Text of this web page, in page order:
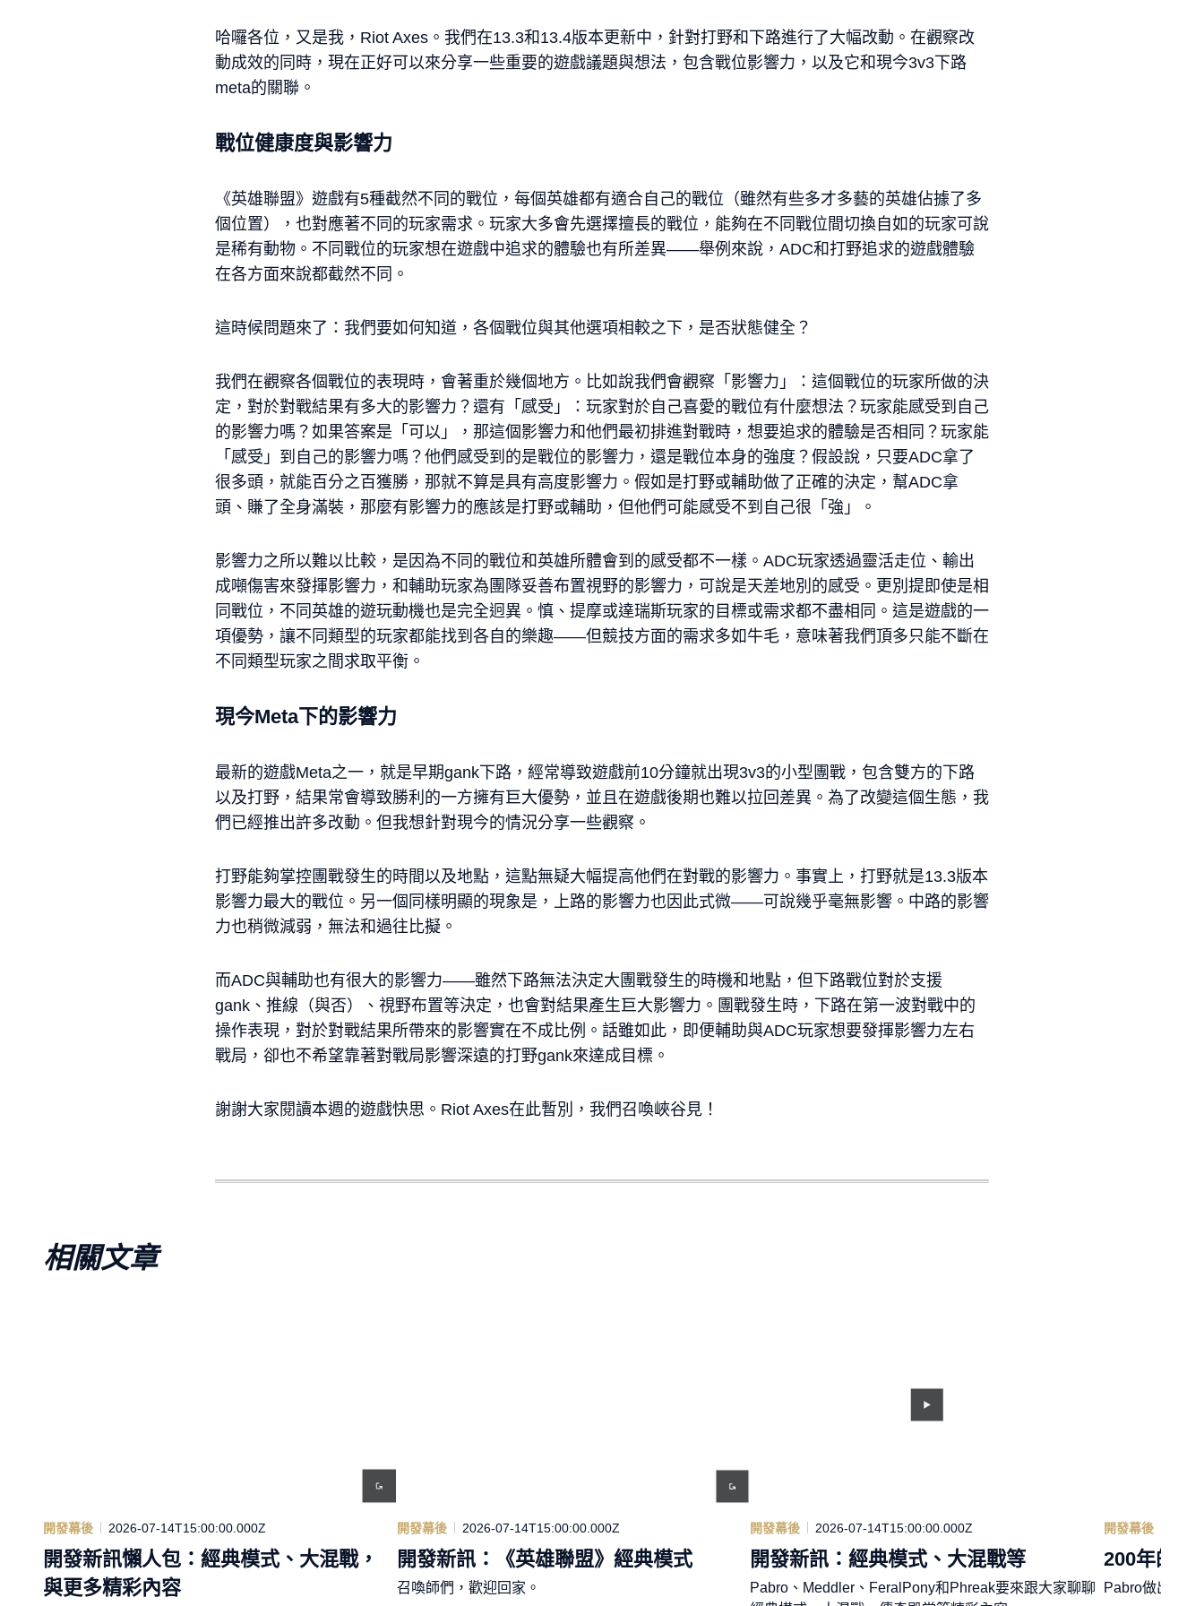
哈囉各位，又是我，Riot Axes。我們在13.3和13.4版本更新中，針對打野和下路進行了大幅改動。在觀察改
動成效的同時，現在正好可以來分享一些重要的遊戲議題與想法，包含戰位影響力，以及它和現今3v3下路
meta的關聯。
戰位健康度與影響力
《英雄聯盟》遊戲有5種截然不同的戰位，每個英雄都有適合自己的戰位（雖然有些多才多藝的英雄佔據了多
個位置），也對應著不同的玩家需求。玩家大多會先選擇擅長的戰位，能夠在不同戰位間切換自如的玩家可說
是稀有動物。不同戰位的玩家想在遊戲中追求的體驗也有所差異——舉例來說，ADC和打野追求的遊戲體驗
在各方面來說都截然不同。
這時候問題來了：我們要如何知道，各個戰位與其他選項相較之下，是否狀態健全？
我們在觀察各個戰位的表現時，會著重於幾個地方。比如說我們會觀察「影響力」：這個戰位的玩家所做的決
定，對於對戰結果有多大的影響力？還有「感受」：玩家對於自己喜愛的戰位有什麼想法？玩家能感受到自己
的影響力嗎？如果答案是「可以」，那這個影響力和他們最初排進對戰時，想要追求的體驗是否相同？玩家能
「感受」到自己的影響力嗎？他們感受到的是戰位的影響力，還是戰位本身的強度？假設說，只要ADC拿了
很多頭，就能百分之百獲勝，那就不算是具有高度影響力。假如是打野或輔助做了正確的決定，幫ADC拿
頭、賺了全身滿裝，那麼有影響力的應該是打野或輔助，但他們可能感受不到自己很「強」。
影響力之所以難以比較，是因為不同的戰位和英雄所體會到的感受都不一樣。ADC玩家透過靈活走位、輸出
成噸傷害來發揮影響力，和輔助玩家為團隊妥善布置視野的影響力，可說是天差地別的感受。更別提即使是相
同戰位，不同英雄的遊玩動機也是完全迥異。慎、提摩或達瑞斯玩家的目標或需求都不盡相同。這是遊戲的一
項優勢，讓不同類型的玩家都能找到各自的樂趣——但競技方面的需求多如牛毛，意味著我們頂多只能不斷在
不同類型玩家之間求取平衡。
現今Meta下的影響力
最新的遊戲Meta之一，就是早期gank下路，經常導致遊戲前10分鐘就出現3v3的小型團戰，包含雙方的下路
以及打野，結果常會導致勝利的一方擁有巨大優勢，並且在遊戲後期也難以拉回差異。為了改變這個生態，我
們已經推出許多改動。但我想針對現今的情況分享一些觀察。
打野能夠掌控團戰發生的時間以及地點，這點無疑大幅提高他們在對戰的影響力。事實上，打野就是13.3版本
影響力最大的戰位。另一個同樣明顯的現象是，上路的影響力也因此式微——可說幾乎毫無影響。中路的影響
力也稍微減弱，無法和過往比擬。
而ADC與輔助也有很大的影響力——雖然下路無法決定大團戰發生的時機和地點，但下路戰位對於支援
gank、推線（與否）、視野布置等決定，也會對結果產生巨大影響力。團戰發生時，下路在第一波對戰中的
操作表現，對於對戰結果所帶來的影響實在不成比例。話雖如此，即便輔助與ADC玩家想要發揮影響力左右
戰局，卻也不希望靠著對戰局影響深遠的打野gank來達成目標。
謝謝大家閱讀本週的遊戲快思。Riot Axes在此暫別，我們召喚峽谷見！
相關文章
開發幕後 2026-07-14T15:00:00.000Z
開發新訊懶人包：經典模式、大混戰，
與更多精彩內容
開發幕後 2026-07-14T15:00:00.000Z
開發新訊：《英雄聯盟》經典模式
召喚師們，歡迎回家。
開發幕後 2026-07-14T15:00:00.000Z
開發新訊：經典模式、大混戰等
Pabro、Meddler、FeralPony和Phreak要來跟大家聊聊
開發幕後
200年的經
Pabro做出突